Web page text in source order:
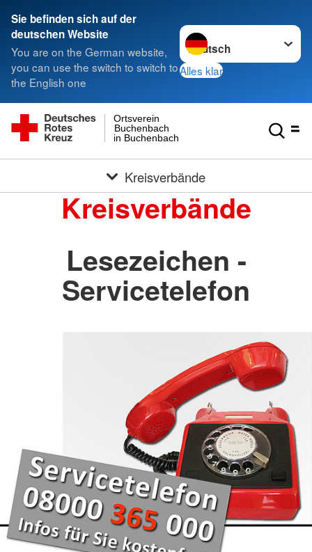
Sie befinden sich auf der
deutschen Website
You are on the German website,
you can use the switch to switch to
the English one
Sprache wechseln zu
Alles klar
in Buchenbach
Buchenbach
Ortsverein
Kreisverbände
Kreisverbände
Lesezeichen -
Servicetelefon